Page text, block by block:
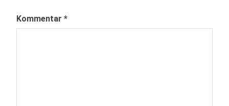
Kommentar *